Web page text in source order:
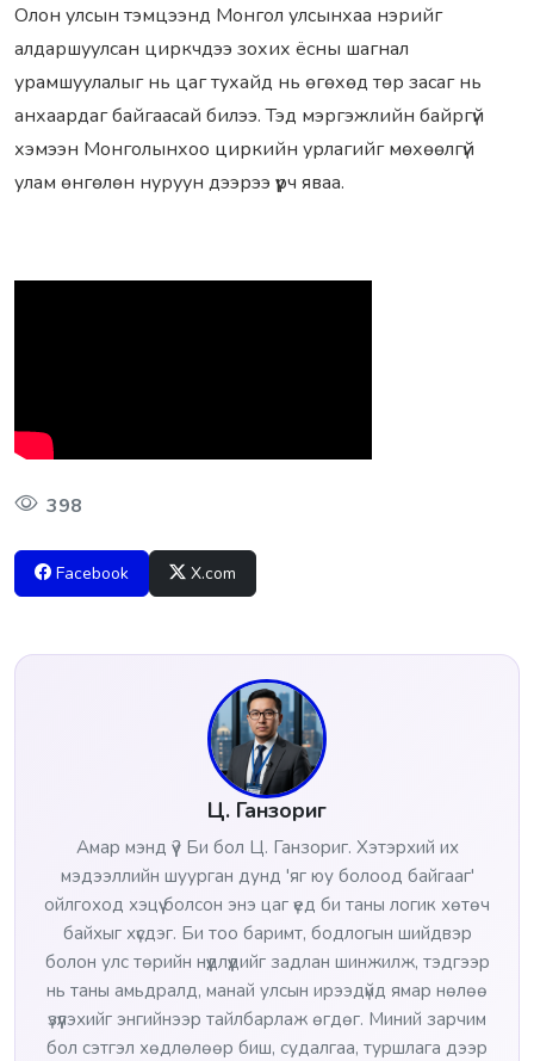
Олон улсын тэмцээнд Монгол улсынхаа нэрийг
алдаршуулсан циркчдээ зохих ёсны шагнал
урамшуулалыг нь цаг тухайд нь өгөхөд төр засаг нь
анхаардаг байгаасай билээ. Тэд мэргэжлийн байргүй
хэмээн Монголынхоо циркийн урлагийг мөхөөлгүй
улам өнгөлөн нуруун дээрээ үүрч яваа.
398
Facebook X.com
Ц. Ганзориг
Амар мэнд үү? Би бол Ц. Ганзориг. Хэтэрхий их
мэдээллийн шуурган дунд 'яг юу болоод байгааг'
ойлгоход хэцүү болсон энэ цаг үед би таны логик хөтөч
байхыг хүсдэг. Би тоо баримт, бодлогын шийдвэр
болон улс төрийн нүүдлүүдийг задлан шинжилж, тэдгээр
нь таны амьдралд, манай улсын ирээдүйд ямар нөлөө
үзүүлэхийг энгийнээр тайлбарлаж өгдөг. Миний зарчим
бол сэтгэл хөдлөлөөр биш, судалгаа, туршлага дээр